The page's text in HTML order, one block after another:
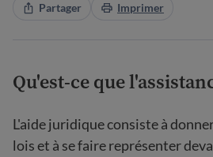
Partager Imprimer
Qu'est-ce que
L'aide juridique consiste à
lois et à se faire représenter